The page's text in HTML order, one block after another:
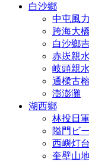
白沙鄉
中屯風
跨海大橋
白沙鄉
赤崁親
岐頭親
通樑古
澎澎灘
湖西鄉
林投日
隘門ビ
西嶼灯台
奎壁山